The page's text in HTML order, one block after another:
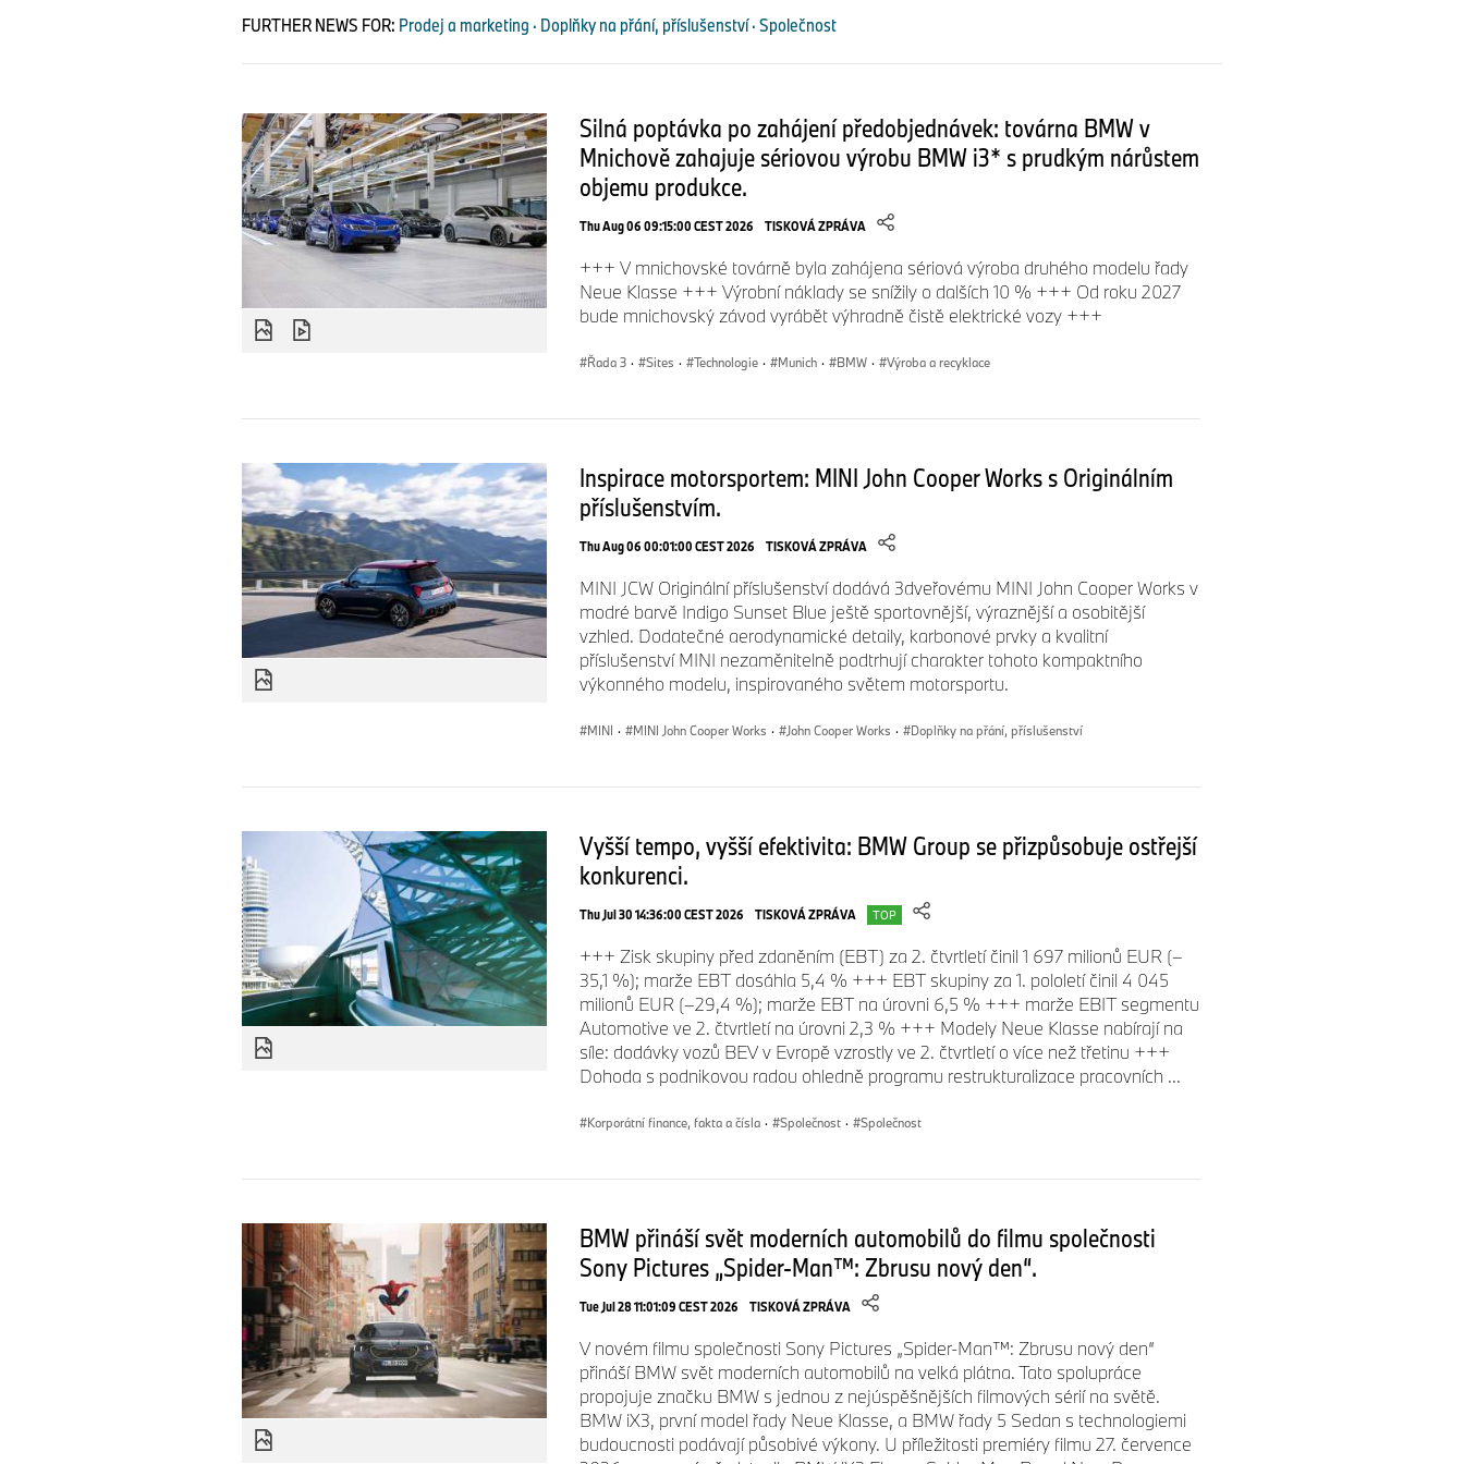
FURTHER NEWS FOR: Prodej a marketing · Doplňky na přání, příslušenství · Společnost
Silná poptávka po zahájení předobjednávek: továrna BMW v
Mnichově zahajuje sériovou výrobu BMW i3* s prudkým nárůstem
objemu produkce.
Thu Aug 06 09:15:00 CEST 2026 TISKOVÁ ZPRÁVA
+++ V mnichovské továrně byla zahájena sériová výroba druhého modelu řady
Neue Klasse +++ Výrobní náklady se snížily o dalších 10 % +++ Od roku 2027
bude mnichovský závod vyrábět výhradně čistě elektrické vozy +++
Řada 3 · Sites · Technologie · Munich · BMW · Výroba a recyklace
Inspirace motorsportem: MINI John Cooper Works s Originálním
příslušenstvím.
Thu Aug 06 00:01:00 CEST 2026 TISKOVÁ ZPRÁVA
MINI JCW Originální příslušenství dodává 3dveřovému MINI John Cooper Works v
modré barvě Indigo Sunset Blue ještě sportovnější, výraznější a osobitější
vzhled. Dodatečné aerodynamické detaily, karbonové prvky a kvalitní
příslušenství MINI nezaměnitelně podtrhují charakter tohoto kompaktního
výkonného modelu, inspirovaného světem motorsportu.
MINI · MINI John Cooper Works · John Cooper Works · Doplňky na přání, příslušenství
Vyšší tempo, vyšší efektivita: BMW Group se přizpůsobuje ostřejší
konkurenci.
Thu Jul 30 14:36:00 CEST 2026 TISKOVÁ ZPRÁVA TOP
+++ Zisk skupiny před zdaněním (EBT) za 2. čtvrtletí činil 1 697 milionů EUR (–
35,1 %); marže EBT dosáhla 5,4 % +++ EBT skupiny za 1. pololetí činil 4 045
milionů EUR (–29,4 %); marže EBT na úrovni 6,5 % +++ marže EBIT segmentu
Automotive ve 2. čtvrtletí na úrovni 2,3 % +++ Modely Neue Klasse nabírají na
síle: dodávky vozů BEV v Evropě vzrostly ve 2. čtvrtletí o více než třetinu +++
Dohoda s podnikovou radou ohledně programu restrukturalizace pracovních ...
Korporátní finance, fakta a čísla · Společnost · Společnost
BMW přináší svět moderních automobilů do filmu společnosti
Sony Pictures „Spider-Man™: Zbrusu nový den“.
Tue Jul 28 11:01:09 CEST 2026 TISKOVÁ ZPRÁVA
V novém filmu společnosti Sony Pictures „Spider-Man™: Zbrusu nový den“
přináší BMW svět moderních automobilů na velká plátna. Tato spolupráce
propojuje značku BMW s jednou z nejúspěšnějších filmových sérií na světě.
BMW iX3, první model řady Neue Klasse, a BMW řady 5 Sedan s technologiemi
budoucnosti podávají působivé výkony. U příležitosti premiéry filmu 27. července